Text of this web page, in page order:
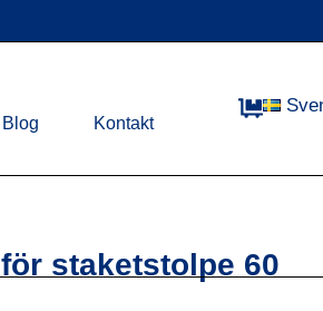
Blog Kontakt
staketstolpe 60